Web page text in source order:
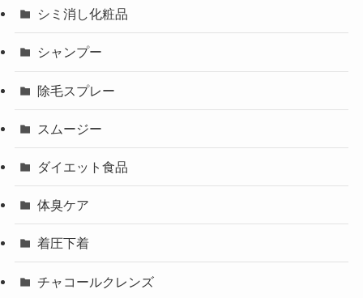
シミ消し化粧品
シャンプー
除毛スプレー
スムージー
ダイエット食品
体臭ケア
着圧下着
チャコールクレンズ